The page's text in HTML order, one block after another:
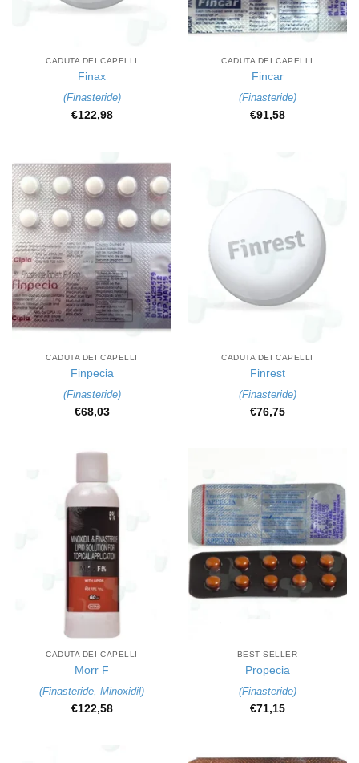
CADUTA DEI CAPELLI
Finax
(Finasteride)
€122,98
CADUTA DEI CAPELLI
Fincar
(Finasteride)
€91,58
CADUTA DEI CAPELLI
Finpecia
(Finasteride)
€68,03
CADUTA DEI CAPELLI
Finrest
(Finasteride)
€76,75
CADUTA DEI CAPELLI
Morr F
(Finasteride Minoxidil)
€122,58
BEST SELLER
Propecia
(Finasteride)
€71,15